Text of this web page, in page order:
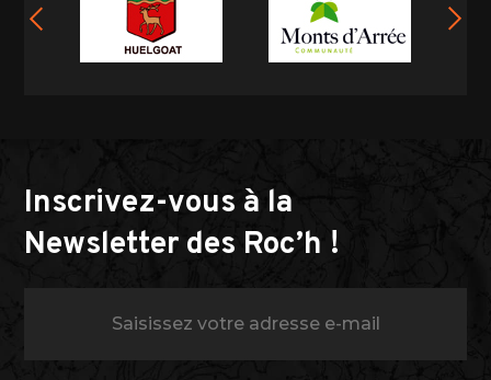
Inscrivez-vous à la
Newsletter des Roc’h !